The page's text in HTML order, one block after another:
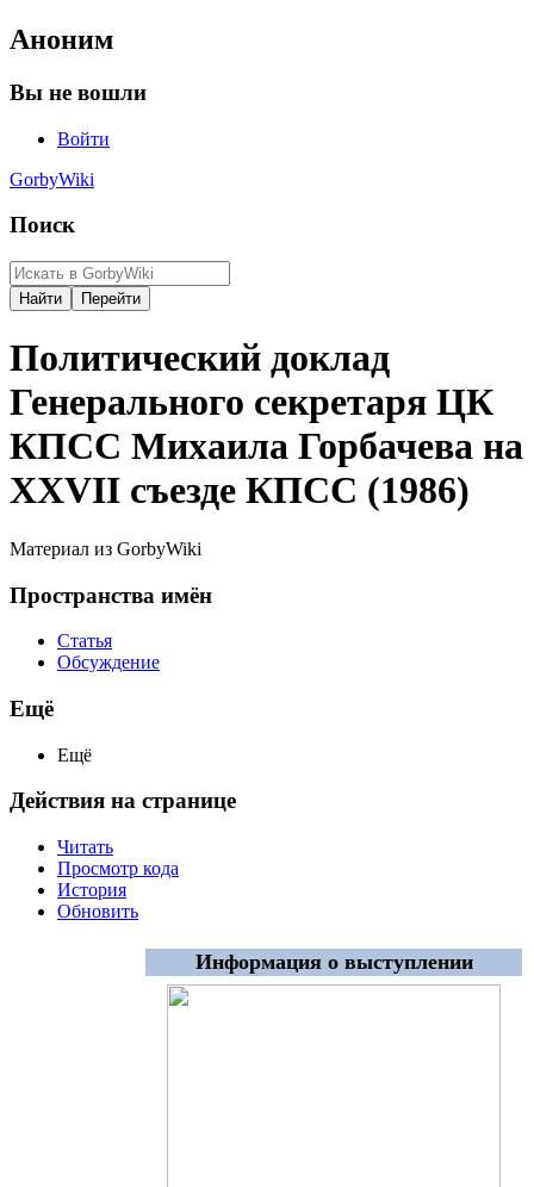
Аноним
Вы не вошли
Войти
GorbyWiki
Поиск
Политический доклад
Генерального секретаря ЦК
КПСС Михаила Горбачева на
XXVII съезде КПСС (1986)
Материал из GorbyWiki
Пространства имён
Статья
Обсуждение
Ещё
Ещё
Действия на странице
Читать
Просмотр кода
История
Обновить
Информация о выступлении